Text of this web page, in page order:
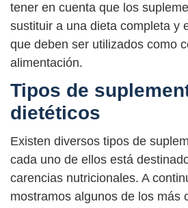
tener en cuenta que los
sustituir a una dieta completa y
que deben ser utilizados como
alimentación.
Tipos de
dietéticos
Existen diversos tipos de
cada uno de ellos está
carencias nutricionales. A
mostramos algunos de los más